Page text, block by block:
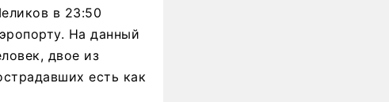
в 23:50
На данный
двое из
есть как